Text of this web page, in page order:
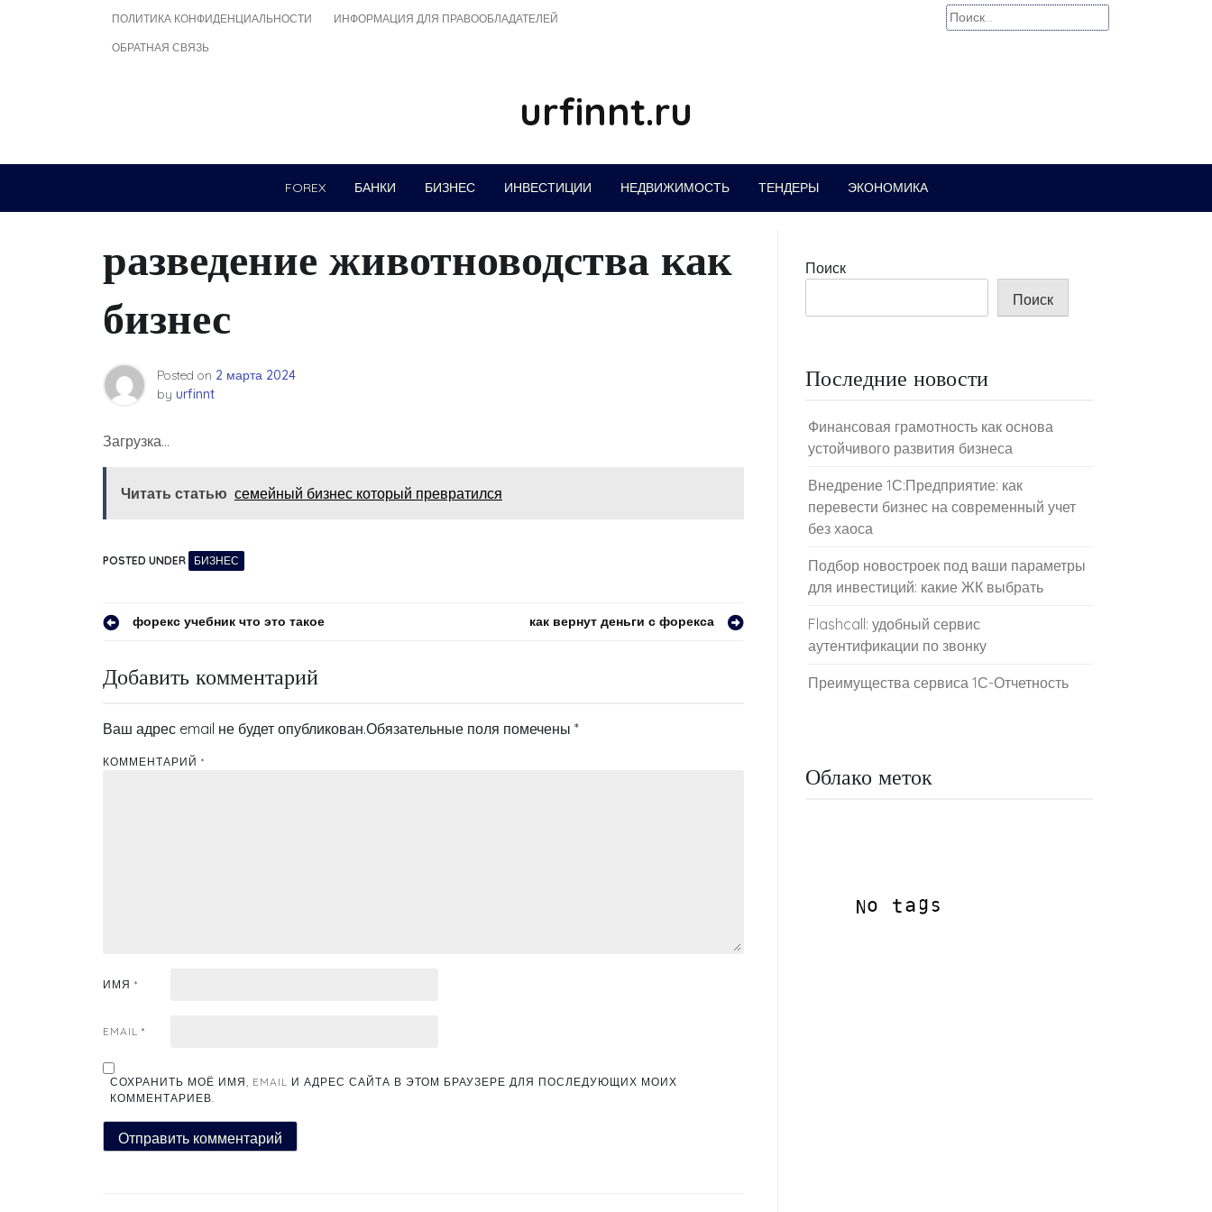
ПОЛИТИКА КОНФИДЕНЦИАЛЬНОСТИ ИНФОРМАЦИЯ ДЛЯ ПРАВООБЛАДАТЕЛЕЙ
ОБРАТНАЯ СВЯЗЬ
Найти:
urfinnt.ru
FOREX БАНКИ БИЗНЕС ИНВЕСТИЦИИ НЕДВИЖИМОСТЬ ТЕНДЕРЫ ЭКОНОМИКА
разведение животноводства как
бизнес
Posted on 2 марта 2024
by urfinnt
Загрузка…
Читать статью семейный бизнес который превратился
POSTED UNDER БИЗНЕС
Навигация
по
записям
форекс учебник что это такое как вернут деньги с форекса
Добавить комментарий
Ваш адрес email не будет опубликован.Обязательные поля помечены *
КОММЕНТАРИЙ *
ИМЯ *
EMAIL *
СОХРАНИТЬ МОЁ ИМЯ, EMAIL И АДРЕС САЙТА В ЭТОМ БРАУЗЕРЕ ДЛЯ ПОСЛЕДУЮЩИХ МОИХ
КОММЕНТАРИЕВ.
Поиск
Поиск
Последние новости
Финансовая грамотность как основа
устойчивого развития бизнеса
Внедрение 1С:Предприятие: как
перевести бизнес на современный учет
без хаоса
Подбор новостроек под ваши параметры
для инвестиций: какие ЖК выбрать
Flashcall: удобный сервис
аутентификации по звонку
Преимущества сервиса 1С-Отчетность
Облако меток